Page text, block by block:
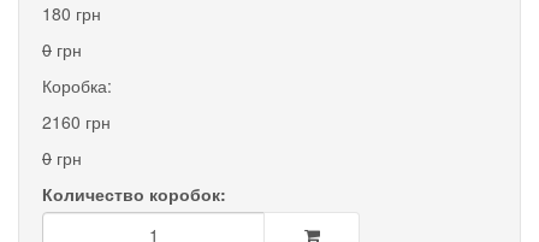
180 грн
0 грн
Коробка:
2160 грн
0 грн
Количество коробок: